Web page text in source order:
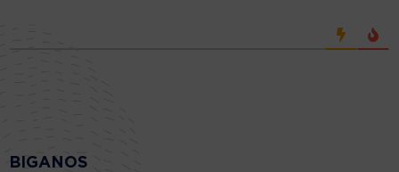
BIGANOS